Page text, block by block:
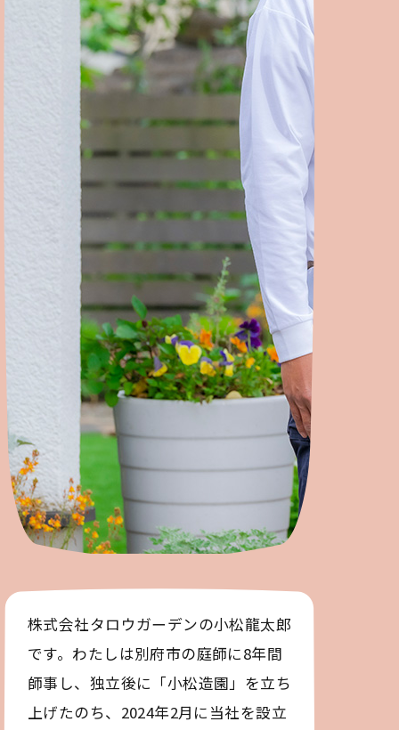
株式会社タロウガーデンの小松龍太郎
です。わたしは別府市の庭師に8年間
師事し、独立後に「小松造園」を立ち
上げたのち、2024年2月に当社を設立